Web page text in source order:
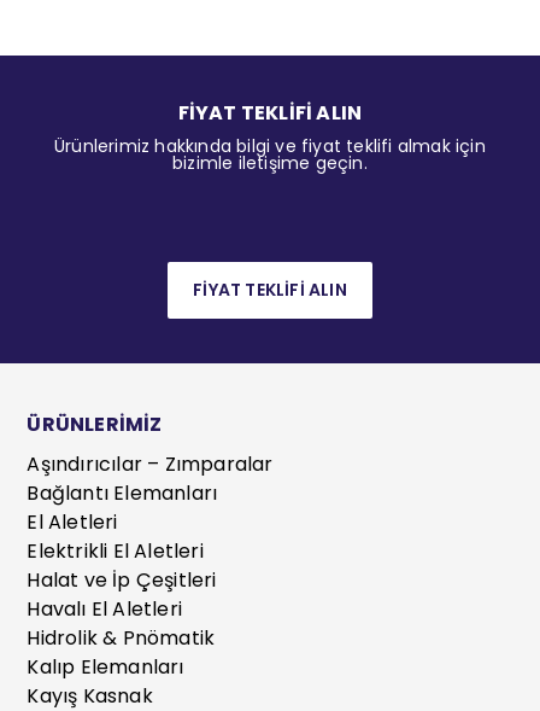
FİYAT TEKLİFİ ALIN
Ürünlerimiz hakkında bilgi ve fiyat teklifi almak için
bizimle iletişime geçin.
FİYAT TEKLİFİ ALIN
ÜRÜNLERİMİZ
Aşındırıcılar – Zımparalar
Bağlantı Elemanları
El Aletleri
Elektrikli El Aletleri
Halat ve İp Çeşitleri
Havalı El Aletleri
Hidrolik & Pnömatik
Kalıp Elemanları
Kayış Kasnak